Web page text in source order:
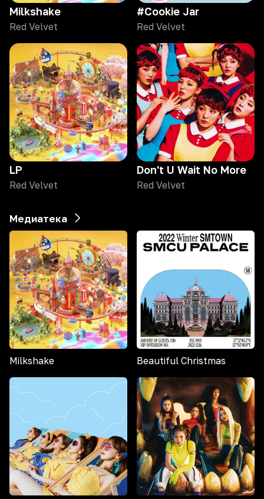
Milkshake
Red Velvet
#Cookie Jar
Red Velvet
LP
Red Velvet
Don't U Wait No More
Red Velvet
Медиатека
Milkshake Beautiful Christmas